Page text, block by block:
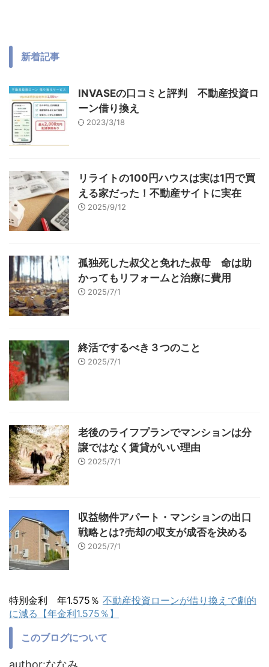
新着記事
INVASEの口コミと評判 不動産投資ロ
ーン借り換え
2023/3/18
リライトの100円ハウスは実は1円で買
える家だった！不動産サイトに実在
2025/9/12
孤独死した叔父と免れた叔母 命は助
かってもリフォームと治療に費用
2025/7/1
終活でするべき３つのこと
2025/7/1
老後のライフプランでマンションは分
譲ではなく賃貸がいい理由
2025/7/1
収益物件アパート・マンションの出口
戦略とは?売却の収支が成否を決める
2025/7/1
特別金利 年1.575％ 不動産投資ローンが借り換えで劇的
に減る【年金利1.575％】
このブログについて
author:ななみ